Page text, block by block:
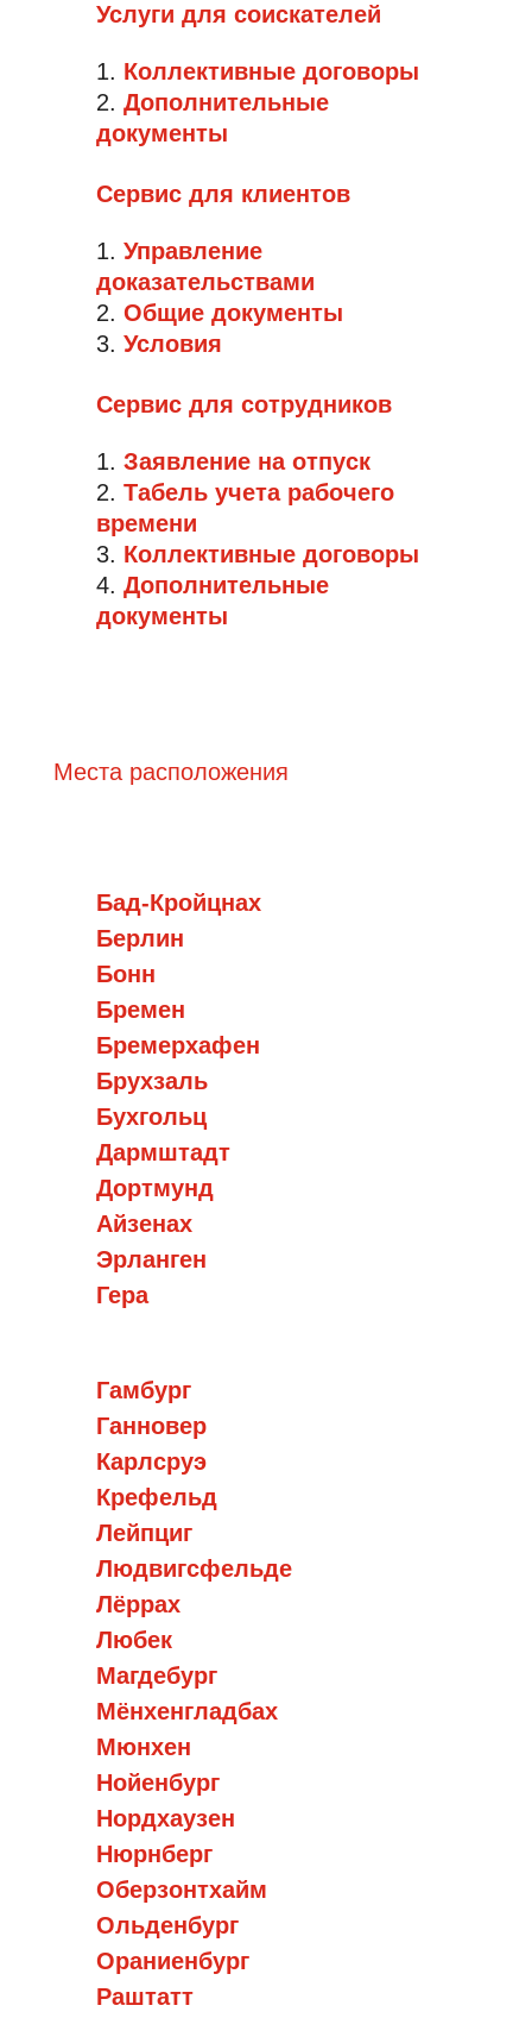
Услуги для соискателей
Коллективные договоры
Дополнительные
документы
Сервис для клиентов
Управление
доказательствами
Общие документы
Условия
Сервис для сотрудников
Заявление на отпуск
Табель учета рабочего
времени
Коллективные договоры
Дополнительные
документы
Места расположения
Бад-Кройцнах
Берлин
Бонн
Бремен
Бремерхафен
Брухзаль
Бухгольц
Дармштадт
Дортмунд
Айзенах
Эрланген
Гера
Гамбург
Ганновер
Карлсруэ
Крефельд
Лейпциг
Людвигсфельде
Лёррах
Любек
Магдебург
Мёнхенгладбах
Мюнхен
Нойенбург
Нордхаузен
Нюрнберг
Оберзонтхайм
Ольденбург
Ораниенбург
Раштатт